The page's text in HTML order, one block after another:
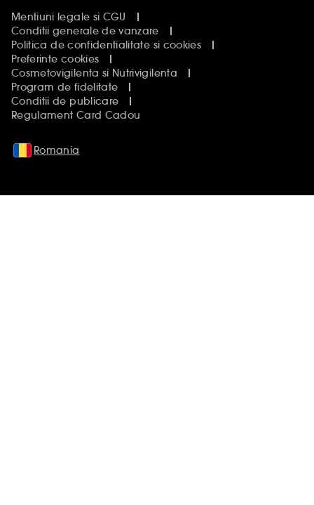
Mentiuni legale si CGU
Conditii generale de vanzare
Politica de confidentialitate si cookies
Preferinte cookies
Cosmetovigilenta si Nutrivigilenta
Program de fidelitate
Conditii de publicare
Regulament Card Cadou
Romania